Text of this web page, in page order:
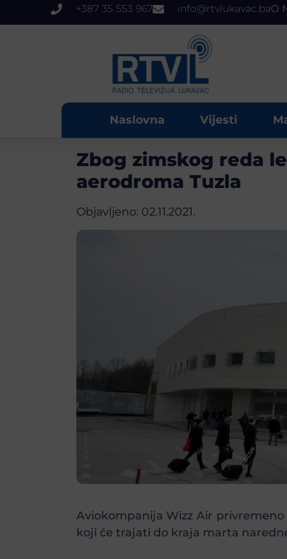
+387 35 553 967 info@rtvlukavac.baO
Naslovna Vijesti
Zbog zimskog reda
aerodroma Tuzla
Objavljeno: 02.11.2021.
Aviokompanija Wizz Air
koji će trajati do kraja marta